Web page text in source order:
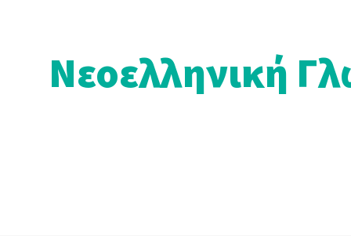
Νεοελληνική